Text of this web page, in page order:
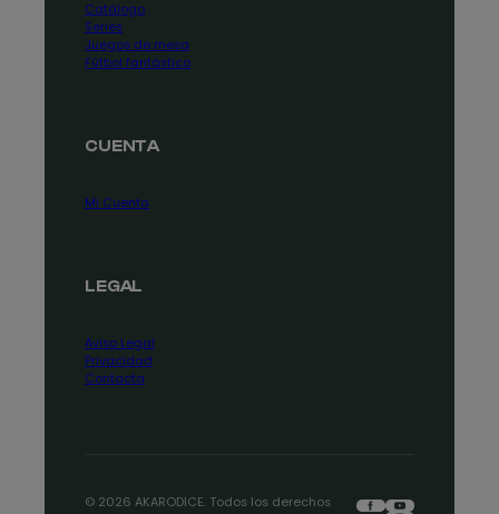
Catálogo
Series
Juegos de mesa
Fútbol fantástico
CUENTA
Mi Cuenta
LEGAL
Aviso Legal
Privacidad
Contacta
© 2026 AKARODICE. Todos los derechos
Facebook
YouTube